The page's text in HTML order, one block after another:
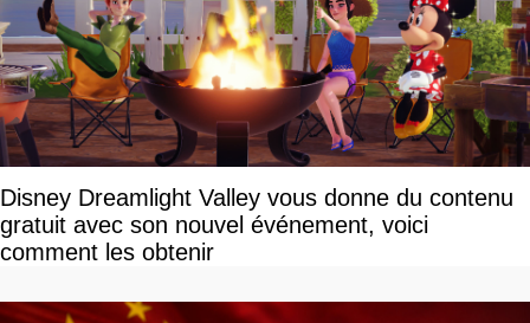
Disney Dreamlight Valley vous donne du contenu
gratuit avec son nouvel événement, voici
comment les obtenir